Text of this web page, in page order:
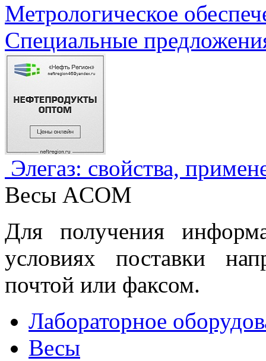
Метрологическое
Специальные
Элегаз: свойства,
Весы ACOM
Для получения
условиях поставки
почтой или факсом.
Лабораторное
Весы